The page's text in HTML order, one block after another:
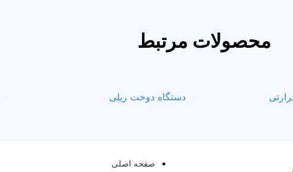
محصولات مرتبط
دستگاه دوخت ریلی
صفحه اصلی